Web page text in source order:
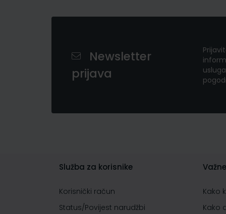
Newsletter
prijava
Služba za korisnike
Korisnički račun
Status/Povijest narudžbi
Kako
Kako